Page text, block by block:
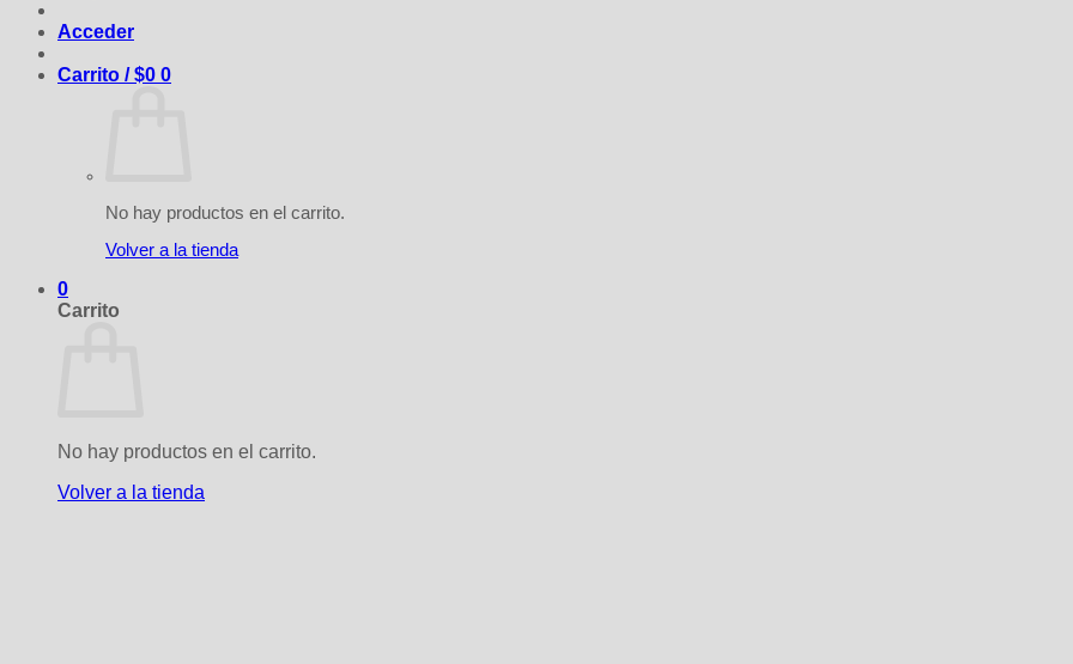
Acceder
Carrito /$0 0
No hay productos en el carrito.
Volver a la tienda
0
Carrito
No hay productos en el carrito.
Volver a la tienda